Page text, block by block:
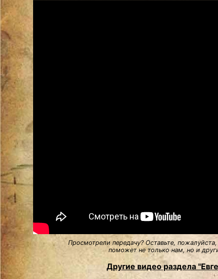
Просмотрели передачу? Оставьте,
поможет не только нам, но и
Другие видео раздела